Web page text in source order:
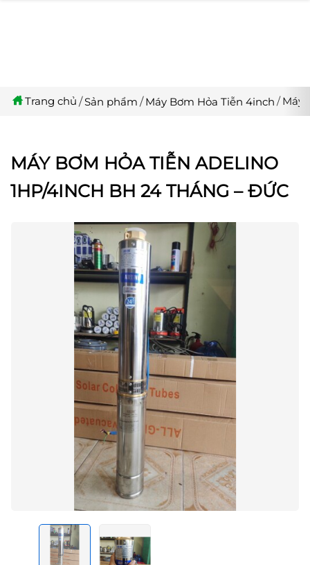
Trang chủ Sản phẩm Máy Bơm Hỏa Tiễn 4inch Máy
MÁY BƠM HỎA TIỄN ADELINO
1HP/4INCH BH 24 THÁNG – ĐỨC